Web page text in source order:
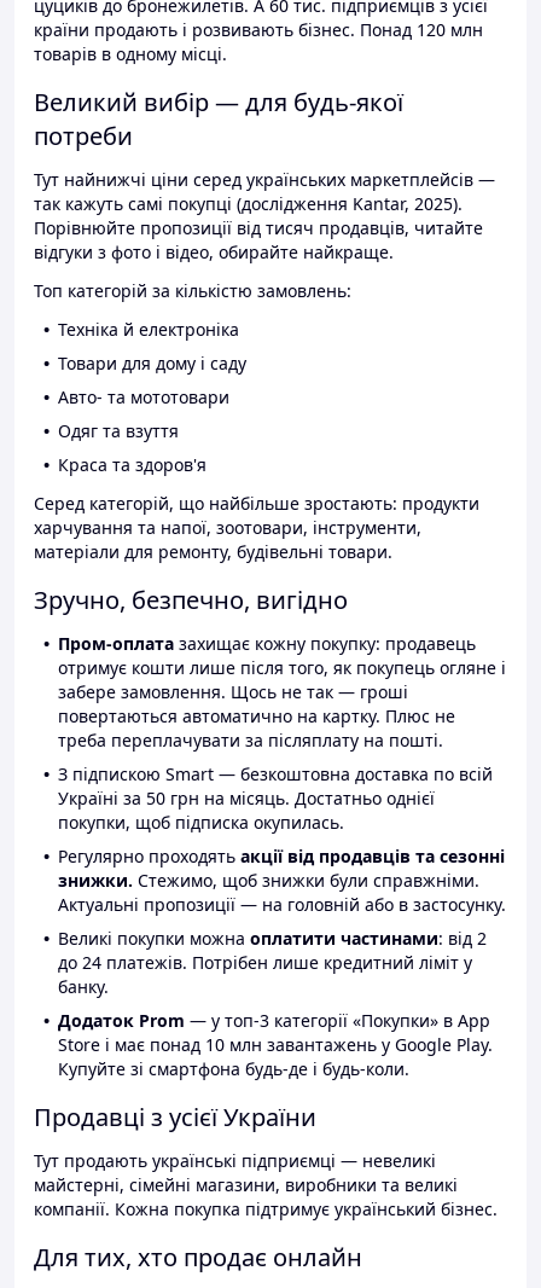
цуциків до бронежилетів. А 60 тис. підприємців з усієї
країни продають і розвивають бізнес. Понад 120 млн
товарів в одному місці.
Великий вибір — для будь-якої
потреби
Тут найнижчі ціни серед українських маркетплейсів —
так кажуть самі покупці (дослідження Kantar, 2025).
Порівнюйте пропозиції від тисяч продавців, читайте
відгуки з фото і відео, обирайте найкраще.
Топ категорій за кількістю замовлень:
Техніка й електроніка
Товари для дому і саду
Авто- та мототовари
Одяг та взуття
Краса та здоров'я
Серед категорій, що найбільше зростають: продукти
харчування та напої, зоотовари, інструменти,
матеріали для ремонту, будівельні товари.
Зручно, безпечно, вигідно
Пром-оплата захищає кожну покупку: продавець
отримує кошти лише після того, як покупець огляне і
забере замовлення. Щось не так — гроші
повертаються автоматично на картку. Плюс не
треба переплачувати за післяплату на пошті.
З підпискою Smart — безкоштовна доставка по всій
Україні за 50 грн на місяць. Достатньо однієї
покупки, щоб підписка окупилась.
Регулярно проходять акції від продавців та сезонні
знижки. Стежимо, щоб знижки були справжніми.
Актуальні пропозиції — на головній або в застосунку.
Великі покупки можна оплатити частинами: від 2
до 24 платежів. Потрібен лише кредитний ліміт у
банку.
Додаток Prom — у топ-3 категорії «Покупки» в App
Store і має понад 10 млн завантажень у Google Play.
Купуйте зі смартфона будь-де і будь-коли.
Продавці з усієї України
Тут продають українські підприємці — невеликі
майстерні, сімейні магазини, виробники та великі
компанії. Кожна покупка підтримує український бізнес.
Для тих, хто продає онлайн